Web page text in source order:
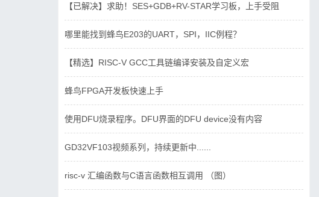
【已解决】求助！SES+GDB+RV-STAR学习板，上手受阻
哪里能找到蜂鸟E203的UART，SPI，IIC例程？
【精选】RISC-V GCC工具链编译安装及自定义宏
蜂鸟FPGA开发板快速上手
使用DFU烧录程序。DFU界面的DFU device没有内容
GD32VF103视频系列，持续更新中......
risc-v 汇编函数与C语言函数相互调用 （图）